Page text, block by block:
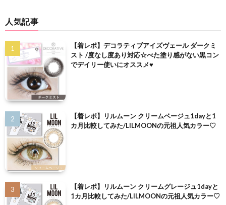
人気記事
【着レポ】デコラティブアイズヴェール ダークミ
スト /度なし度あり対応☆べた塗り感がない黒コン
でデイリー使いにオススメ♥
【着レポ】リルムーン クリームベージュ1dayと1
カ月比較してみた/LILMOONの元祖人気カラー♡
【着レポ】リルムーン クリームグレージュ1dayと
1カ月比較してみた/LILMOONの元祖人気カラー♡